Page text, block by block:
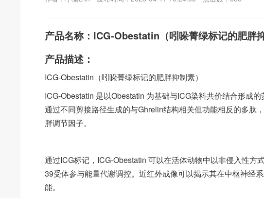
产品名称：ICG-Obestatin（吲哚菁绿标记的肥胖抑
产品描述：
ICG-Obestatin（吲哚菁绿标记的肥胖抑制素）
ICG-Obestatin 是以Obestatin 为基础与ICG染料共价结合形成
通过不同剪接路径生成的与Ghrelin结构相关但功能相反的多肽
胖调节因子。
通过ICG标记，ICG-Obestatin 可以在活体动物中以非侵入性方
39受体参与能量代谢调控。近红外成像可以揭示其在中枢神经
能。